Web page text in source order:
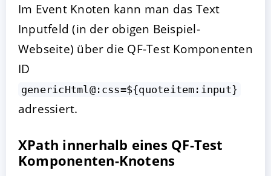
Im Event Knoten kann man das Text
Inputfeld (in der obigen Beispiel-
Webseite) über die QF-Test Komponenten
ID
genericHtml@:css=${quoteitem:input}
adressiert.
XPath innerhalb eines QF-Test
Komponenten-Knotens